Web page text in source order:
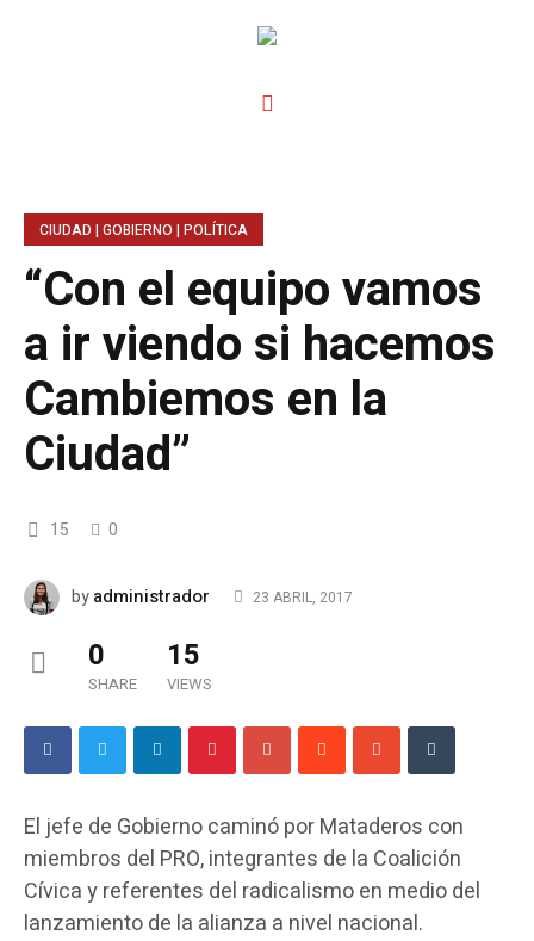
CIUDAD | GOBIERNO | POLÍTICA
“Con el equipo vamos
a ir viendo si hacemos
Cambiemos en la
Ciudad”
15 0
byadministrador 23 ABRIL, 2017
0
SHARE
15
VIEWS
El jefe de Gobierno caminó por Mataderos con
miembros del PRO, integrantes de la Coalición
Cívica y referentes del radicalismo en medio del
lanzamiento de la alianza a nivel nacional.